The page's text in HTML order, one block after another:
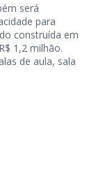
será
para
construída em
1,2 milhão.
de aula, sala